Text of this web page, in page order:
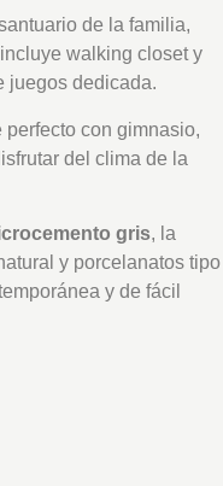
de la familia,
walking closet y
juegos dedicada.
perfecto con gimnasio,
del clima de la
gris, la
y porcelanatos tipo
y de fácil